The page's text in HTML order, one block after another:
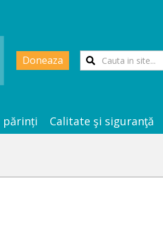
Doneaza
părinți Calitate şi siguranţă